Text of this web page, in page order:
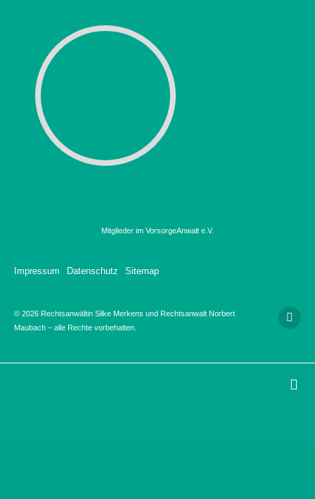
Mitglieder im VorsorgeAnwalt e.V.
Impressum Datenschutz Sitemap
© 2026 Rechtsanwältin Silke Merkens und Rechtsanwalt Norbert
Maubach – alle Rechte vorbehalten.